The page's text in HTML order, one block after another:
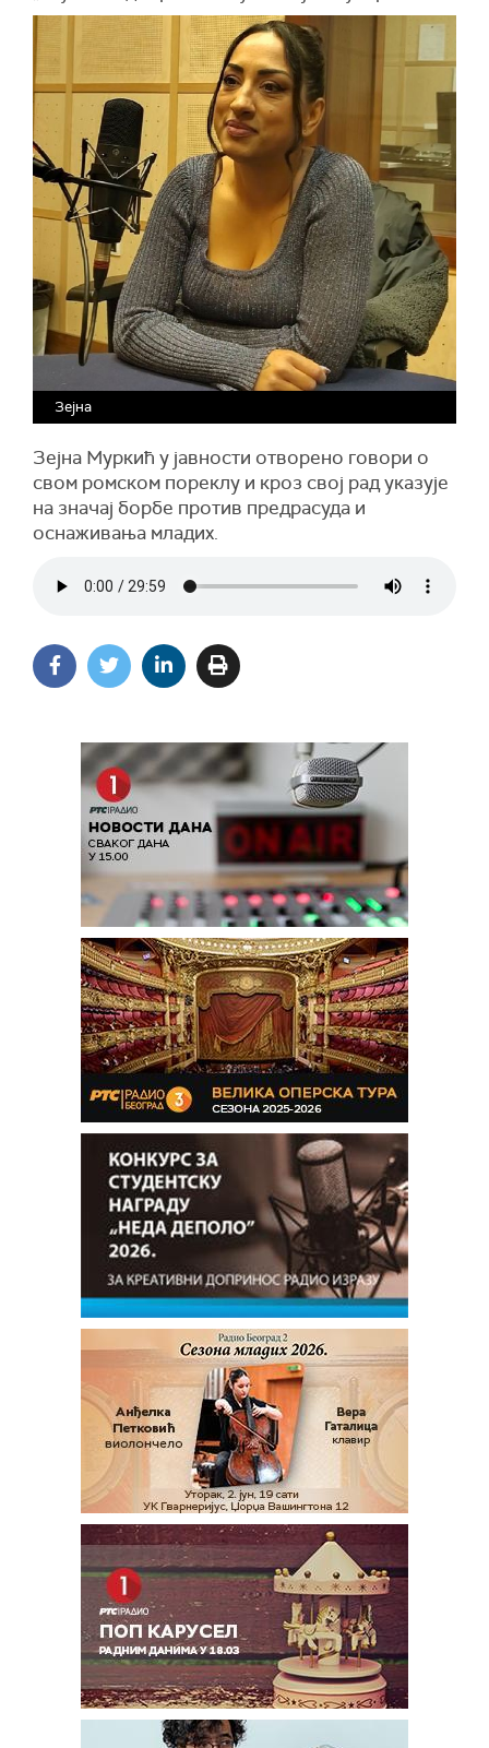
Зејна
Зејна Муркић у јавности отворено говори о
свом ромском пореклу и кроз свој рад указује
на значај борбе против предрасуда и
оснаживања младих.